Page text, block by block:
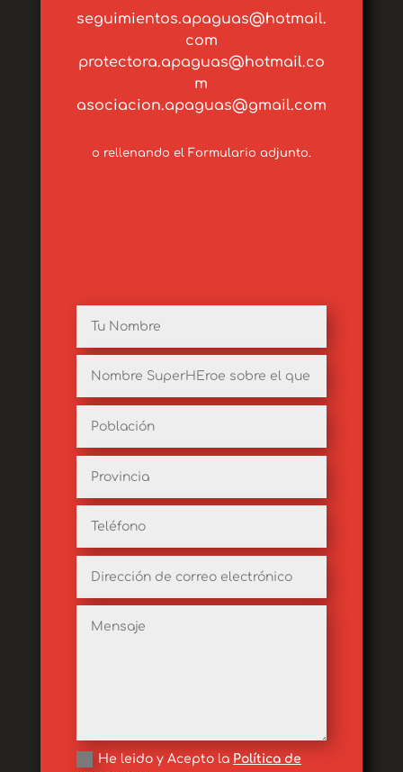
seguimientos.apaguas@hotmail.
com
protectora.apaguas@hotmail.co
m
asociacion.apaguas@gmail.com
o rellenando el Formulario adjunto.
He leido y Acepto la Política de